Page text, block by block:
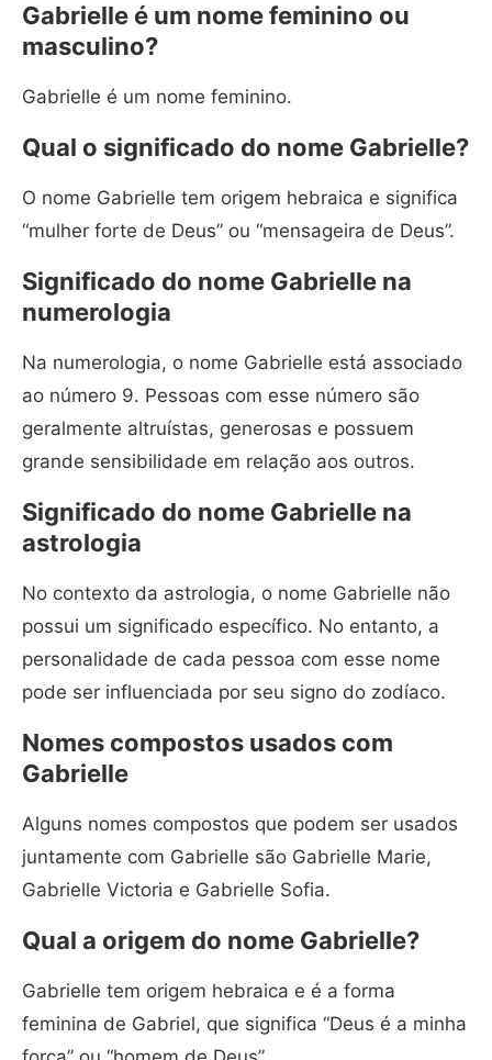
Gabrielle é um nome feminino ou
masculino?
Gabrielle é um nome feminino.
Qual o significado do nome Gabrielle?
O nome Gabrielle tem origem hebraica e significa
“mulher forte de Deus” ou “mensageira de Deus”.
Significado do nome Gabrielle na
numerologia
Na numerologia, o nome Gabrielle está associado
ao número 9. Pessoas com esse número são
geralmente altruístas, generosas e possuem
grande sensibilidade em relação aos outros.
Significado do nome Gabrielle na
astrologia
No contexto da astrologia, o nome Gabrielle não
possui um significado específico. No entanto, a
personalidade de cada pessoa com esse nome
pode ser influenciada por seu signo do zodíaco.
Nomes compostos usados com
Gabrielle
Alguns nomes compostos que podem ser usados
juntamente com Gabrielle são Gabrielle Marie,
Gabrielle Victoria e Gabrielle Sofia.
Qual a origem do nome Gabrielle?
Gabrielle tem origem hebraica e é a forma
feminina de Gabriel, que significa “Deus é a minha